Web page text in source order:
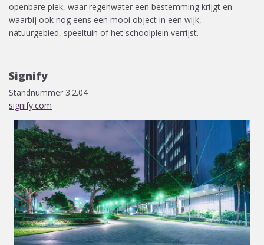
openbare plek, waar regenwater een bestemming krijgt en
waarbij ook nog eens een mooi object in een wijk,
natuurgebied, speeltuin of het schoolplein verrijst.
Signify
Standnummer 3.2.04
signify.com